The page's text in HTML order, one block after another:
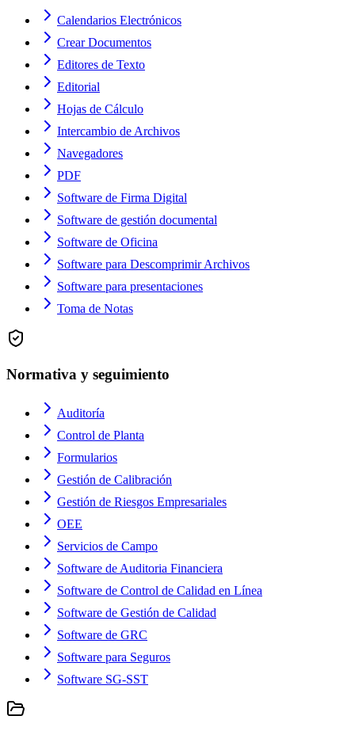
Calendarios Electrónicos
Crear Documentos
Editores de Texto
Editorial
Hojas de Cálculo
Intercambio de Archivos
Navegadores
PDF
Software de Firma Digital
Software de gestión documental
Software de Oficina
Software para Descomprimir Archivos
Software para presentaciones
Toma de Notas
Normativa y seguimiento
Auditoría
Control de Planta
Formularios
Gestión de Calibración
Gestión de Riesgos Empresariales
OEE
Servicios de Campo
Software de Auditoria Financiera
Software de Control de Calidad en Línea
Software de Gestión de Calidad
Software de GRC
Software para Seguros
Software SG-SST